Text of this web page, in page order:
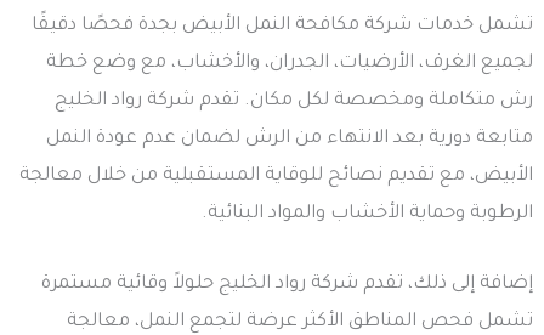
تشمل خدمات شركة مكافحة النمل الأبيض بجدة فحصًا دقيقًا
لجميع الغرف، الأرضيات، الجدران، والأخشاب، مع وضع خطة
رش متكاملة ومخصصة لكل مكان. تقدم شركة رواد الخليج
متابعة دورية بعد الانتهاء من الرش لضمان عدم عودة النمل
الأبيض، مع تقديم نصائح للوقاية المستقبلية من خلال معالجة
الرطوبة وحماية الأخشاب والمواد البنائية.
إضافة إلى ذلك، تقدم شركة رواد الخليج حلولاً وقائية مستمرة
تشمل فحص المناطق الأكثر عرضة لتجمع النمل، معالجة